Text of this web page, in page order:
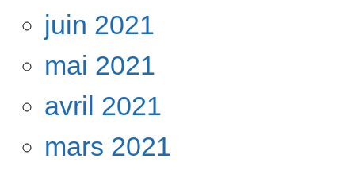
juin 2021
mai 2021
avril 2021
mars 2021